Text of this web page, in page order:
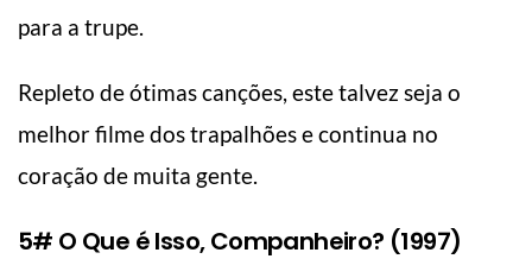
para a trupe.
Repleto de ótimas canções, este talvez seja o
melhor filme dos trapalhões e continua no
coração de muita gente.
5# O Que é Isso, Companheiro? (1997)